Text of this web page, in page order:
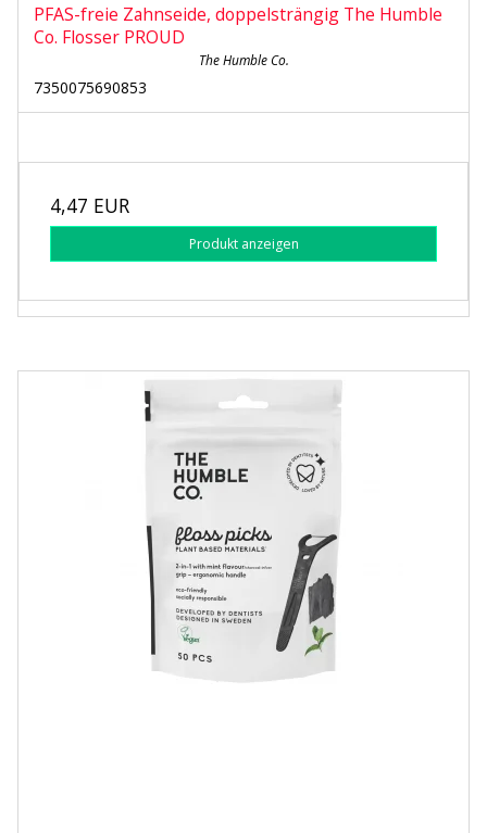
PFAS-freie Zahnseide, doppelsträngig The Humble
Co. Flosser PROUD
The Humble Co.
7350075690853
4,47 EUR
Produkt anzeigen